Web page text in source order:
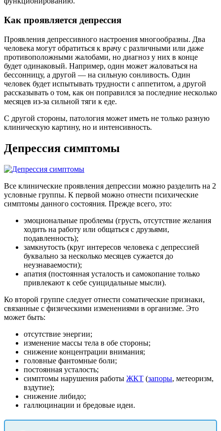
Как проявляется депрессия
Проявления депрессивного настроения многообразны. Два
человека могут обратиться к врачу с различными или даже
противоположными жалобами, но диагноз у них в конце
будет одинаковый. Например, один может жаловаться на
бессонницу, а другой — на сильную сонливость. Один
человек будет испытывать трудности с аппетитом, а другой
рассказывать о том, как он поправился за последние несколько
месяцев из-за сильной тяги к еде.
С другой стороны, патология может иметь не только разную
клиническую картину, но и интенсивность.
Депрессия симптомы
Все клинические проявления депрессии можно разделить на 2
условные группы. К первой можно отнести психические
симптомы данного состояния. Прежде всего, это:
эмоциональные проблемы (грусть, отсутствие желания
ходить на работу или общаться с друзьями,
подавленность);
замкнутость (круг интересов человека с депрессией
буквально за несколько месяцев сужается до
неузнаваемости);
апатия (постоянная усталость и самокопание только
привлекают к себе суицидальные мысли).
Ко второй группе следует отнести соматические признаки,
связанные с физическими изменениями в организме. Это
может быть:
отсутствие энергии;
изменение массы тела в обе стороны;
снижение концентрации внимания;
головные фантомные боли;
постоянная усталость;
симптомы нарушения работы ЖКТ (запоры, метеоризм,
вздутие);
снижение либидо;
галлюцинации и бредовые идеи.